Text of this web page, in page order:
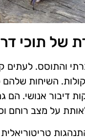
של תוכי
והתוסס. לעתים
השיחות שלהם
דיבור אנושי. הם
על מצב רוחם